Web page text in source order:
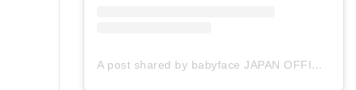
A post shared by babyface JAPAN OFFICIAL (@babyface_japan)